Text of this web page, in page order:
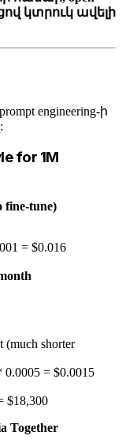
կտրուկ ավելի
engineering-ի
for 1M
fine-tune)
= $0.016
(much shorter
0.0005 = $0.0015
$18,300
Together